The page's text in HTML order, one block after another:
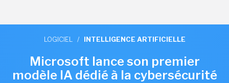
LOGICIEL / INTELLIGENCE ARTIFICIELLE
Microsoft lance son premier
modèle IA dédié à la cybersécurité